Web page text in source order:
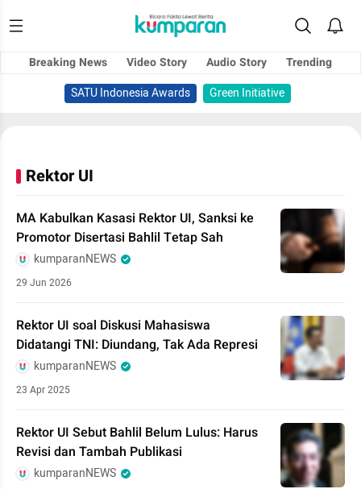
Breaking News Video Story Audio Story
Trending
SATU Indonesia Awards
Green Initiative
Rektor UI
MA Kabulkan Kasasi Rektor UI, Sanksi ke
Promotor Disertasi Bahlil Tetap Sah
kumparanNEWS
29 Jun 2026
Rektor UI soal Diskusi Mahasiswa
Didatangi TNI: Diundang, Tak Ada Represi
kumparanNEWS
23 Apr 2025
Rektor UI Sebut Bahlil Belum Lulus: Harus
Revisi dan Tambah Publikasi
kumparanNEWS